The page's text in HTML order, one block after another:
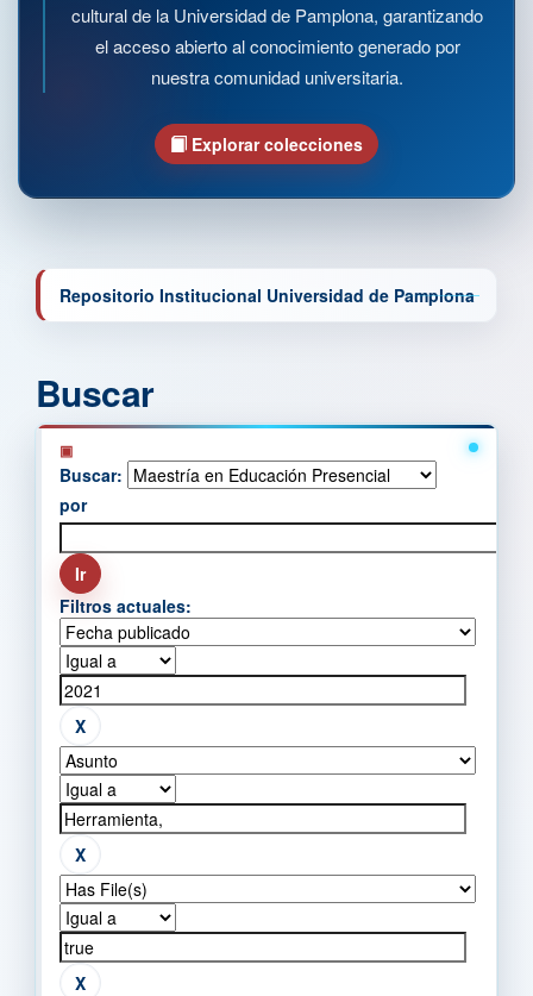
cultural de la Universidad de Pamplona, garantizando
el acceso abierto al conocimiento generado por
nuestra comunidad universitaria.
Explorar colecciones
Repositorio Institucional Universidad de Pamplona
Buscar
Buscar:
por
Filtros actuales: